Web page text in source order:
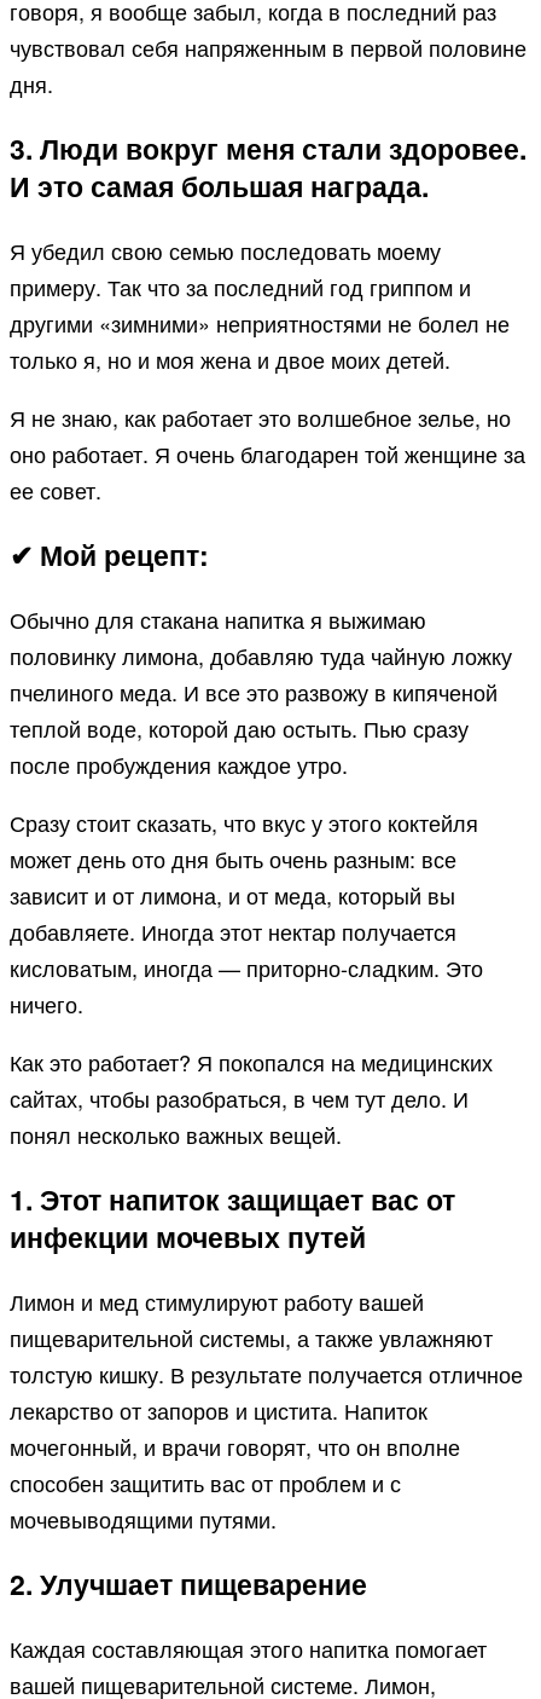
говоря, я вообще забыл, когда в последний раз
чувствовал себя напряженным в первой половине
дня.
3. Люди вокруг меня стали здоровее.
И это самая большая награда.
Я убедил свою семью последовать моему
примеру. Так что за последний год гриппом и
другими «зимними» неприятностями не болел не
только я, но и моя жена и двое моих детей.
Я не знаю, как работает это волшебное зелье, но
оно работает. Я очень благодарен той женщине за
ее совет.
✔ Мой рецепт:
Обычно для стакана напитка я выжимаю
половинку лимона, добавляю туда чайную ложку
пчелиного меда. И все это развожу в кипяченой
теплой воде, которой даю остыть. Пью сразу
после пробуждения каждое утро.
Сразу стоит сказать, что вкус у этого коктейля
может день ото дня быть очень разным: все
зависит и от лимона, и от меда, который вы
добавляете. Иногда этот нектар получается
кисловатым, иногда — приторно-сладким. Это
ничего.
Как это работает? Я покопался на медицинских
сайтах, чтобы разобраться, в чем тут дело. И
понял несколько важных вещей.
1. Этот напиток защищает вас от
инфекции мочевых путей
Лимон и мед стимулируют работу вашей
пищеварительной системы, а также увлажняют
толстую кишку. В результате получается отличное
лекарство от запоров и цистита. Напиток
мочегонный, и врачи говорят, что он вполне
способен защитить вас от проблем и с
мочевыводящими путями.
2. Улучшает пищеварение
Каждая составляющая этого напитка помогает
вашей пищеварительной системе. Лимон,